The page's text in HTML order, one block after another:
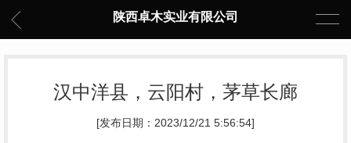
陕西卓木实业有限公司
汉中洋县，云阳村，茅草长廊
[发布日期：2023/12/21 5:56:54]